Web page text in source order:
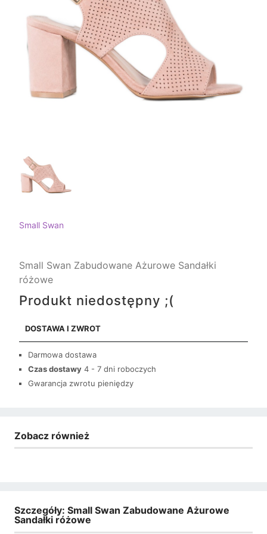
Small Swan
Small Swan Zabudowane Ażurowe Sandałki
różowe
Produkt niedostępny ;(
DOSTAWA I ZWROT
Darmowa dostawa
Czas dostawy 4 - 7 dni roboczych
Gwarancja zwrotu pieniędzy
Zobacz również
Szczegóły: Small Swan Zabudowane Ażurowe
Sandałki różowe